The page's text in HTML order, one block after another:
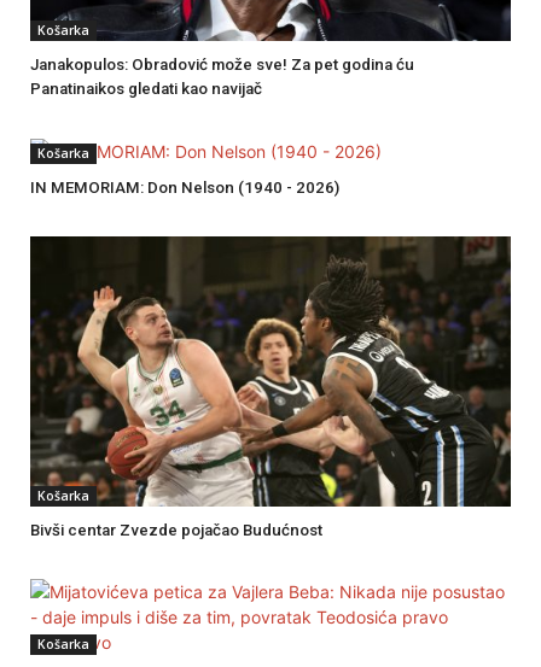
Košarka
Janakopulos: Obradović može sve! Za pet godina ću
Panatinaikos gledati kao navijač
Košarka
IN MEMORIAM: Don Nelson (1940 - 2026)
Košarka
Bivši centar Zvezde pojačao Budućnost
Košarka